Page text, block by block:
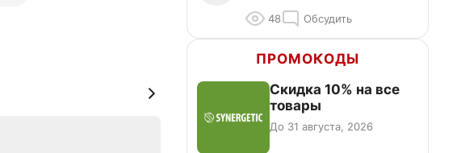
48 Обсудить
ПРОМОКОДЫ
Скидка 10% на все
товары
До 31 августа, 2026